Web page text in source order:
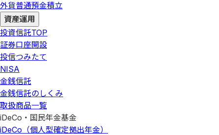
外貨普通預金積立
資産運用
投資信託TOP
証券口座開設
投信つみたて
NISA
金銭信託
金銭信託のしくみ
取扱商品一覧
iDeCo・国民年金基金
iDeCo（個人型確定拠出年金）